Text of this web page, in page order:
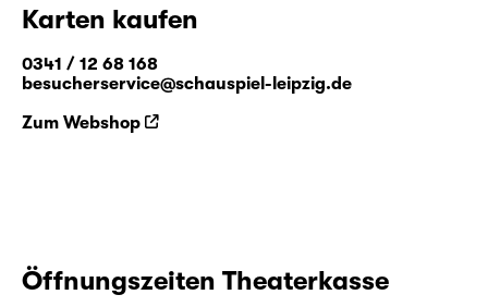
Karten kaufen
0341 / 12 68 168
besucherservice@schauspiel-leipzig.de
Zum Webshop
Öffnungszeiten Theaterkasse